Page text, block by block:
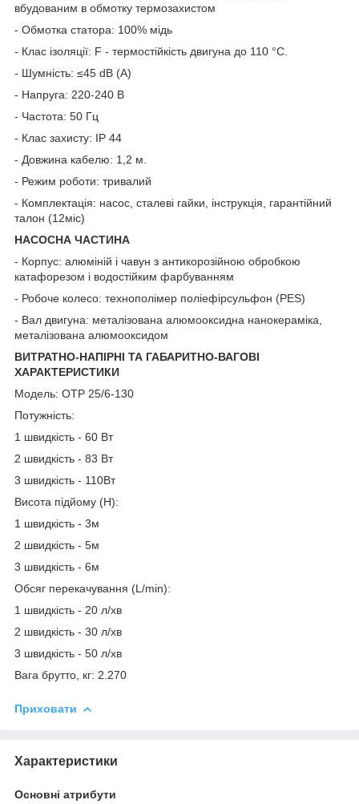
вбудованим в обмотку термозахистом
- Обмотка статора: 100% мідь
- Клас ізоляції: F - термостійкість двигуна до 110 °С.
- Шумність: ≤45 dB (A)
- Напруга: 220-240 В
- Частота: 50 Гц
- Клас захисту: IP 44
- Довжина кабелю: 1,2 м.
- Режим роботи: тривалий
- Комплектація: насос, сталеві гайки, інструкція, гарантійний
талон (12міс)
НАСОСНА ЧАСТИНА
- Корпус: алюміній і чавун з антикорозійною обробкою
катафорезом і водостійким фарбуванням
- Робоче колесо: технополімер поліефірсульфон (PES)
- Вал двигуна: металізована алюмооксидна нанокераміка,
металізована алюмооксидом
ВИТРАТНО-НАПІРНІ ТА ГАБАРИТНО-ВАГОВІ
ХАРАКТЕРИСТИКИ
Модель: ОТР 25/6-130
Потужність:
1 швидкість - 60 Вт
2 швидкість - 83 Вт
3 швидкість - 110Вт
Висота підйому (Н):
1 швидкість - 3м
2 швидкість - 5м
3 швидкість - 6м
Обсяг перекачування (L/min):
1 швидкість - 20 л/хв
2 швидкість - 30 л/хв
3 швидкість - 50 л/хв
Вага брутто, кг: 2.270
Приховати
Характеристики
Основні атрибути